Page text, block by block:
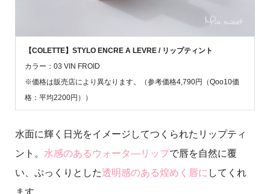
【COLETTE】STYLO ENCRE A LEVRE / リップティント
カラー：03 VIN FROID
※価格は販売店により異なります。（参考価格4,790円（Qoo10価
格：平均2200円））
水面に輝く日光をイメージしてつくられたリップティ
ント。 水感のあるウォータ―リップで唇を自然に覆
い、ぷっくりとした透明感のある煌めく唇に してくれ
ます。